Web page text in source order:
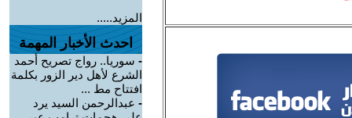
المزيد.....
احدث الأخبار المهمة
- سوريا.. رواج تصريح أحمد
الشرع لأهل دير الزور بكلمة
افتتاح مط ...
- عبدالرحمن السيد يرد